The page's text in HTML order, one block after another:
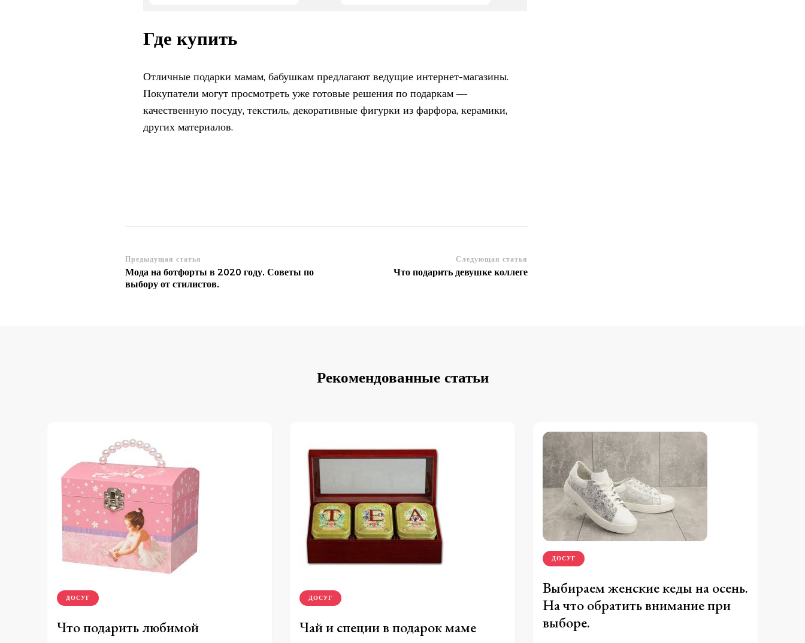
Где купить
Отличные подарки мамам, бабушкам предлагают ведущие интернет-магазины.
Покупатели могут просмотреть уже готовые решения по подаркам —
качественную посуду, текстиль, декоративные фигурки из фарфора, керамики,
других материалов.
Навигация
по
Предыдущая статья
Мода на ботфорты в 2020 году. Советы по
выбору от стилистов.
Следующая статья
Что подарить девушке коллеге
Рекомендованные статьи
ДОСУГ
Что подарить любимой
ДОСУГ
Чай и специи в подарок маме
ДОСУГ
Выбираем женские кеды на осень.
На что обратить внимание при
выборе.